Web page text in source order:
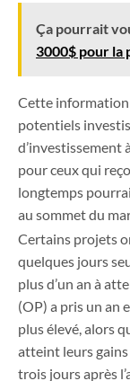
Ça pourrait
3000$ pour la
Cette information
potentiels
pour ceux qui
longtemps
au sommet du
Certains projets
quelques jours
plus d’un an à
(OP) a pris un an
plus élevé, alors
atteint leurs
trois jours après